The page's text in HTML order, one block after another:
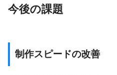
今後の課題
制作スピードの改善